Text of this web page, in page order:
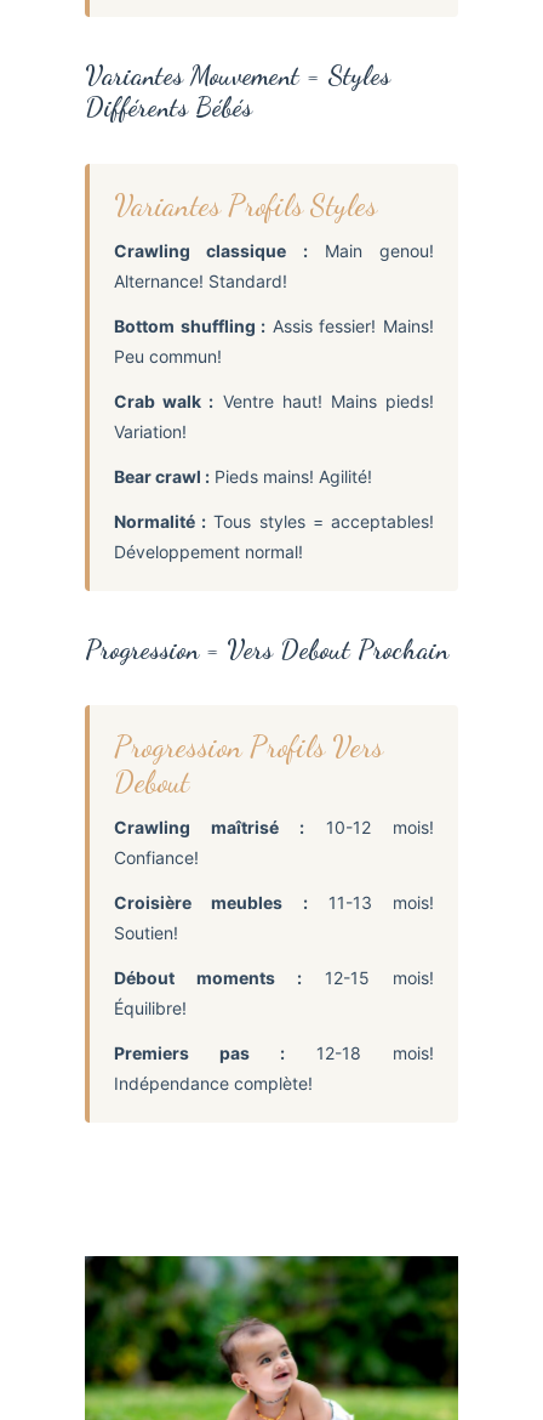
Variantes Mouvement = Styles
Différents Bébés
Variantes Profils Styles
Crawling classique :Main genou!
Alternance! Standard!
Bottom shuffling : Assis fessier! Mains!
Peu commun!
Crab walk : Ventre haut! Mains pieds!
Variation!
Bear crawl : Pieds mains! Agilité!
Normalité : Tous styles = acceptables!
Développement normal!
Progression = Vers Debout Prochain
Progression Profils Vers
Debout
Crawling maîtrisé : 10-12 mois!
Confiance!
Croisière meubles :11-13 mois!
Soutien!
Débout moments : 12-15 mois!
Équilibre!
Premiers pas : 12-18 mois!
Indépendance complète!